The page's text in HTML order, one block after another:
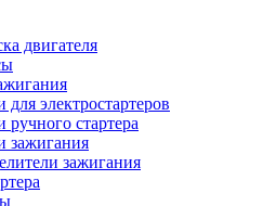
двигателя
для электростартеров
ручного стартера
зажигания
зажигания